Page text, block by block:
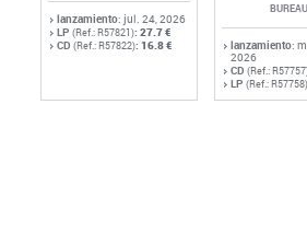
lanzamiento: jul. 24, 2026
LP (Ref.: R57821): 27.7 €
CD (Ref.: R57822): 16.8 € lanzamiento:
2026
CD (Ref.:
LP (Ref.: R57758)